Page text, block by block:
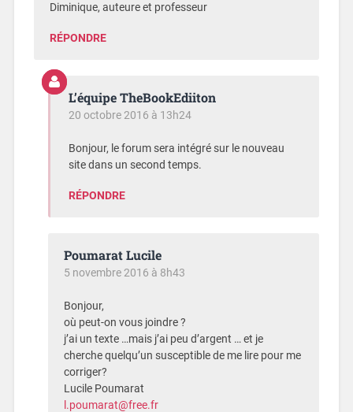
Diminique, auteure et professeur
RÉPONDRE
L’équipe TheBookEdiiton
20 octobre 2016 à 13h24
Bonjour, le forum sera intégré sur le nouveau
site dans un second temps.
RÉPONDRE
Poumarat Lucile
5 novembre 2016 à 8h43
Bonjour,
où peut-on vous joindre ?
j’ai un texte …mais j’ai peu d’argent … et je
cherche quelqu’un susceptible de me lire pour me
corriger?
Lucile Poumarat
l.poumarat@free.fr